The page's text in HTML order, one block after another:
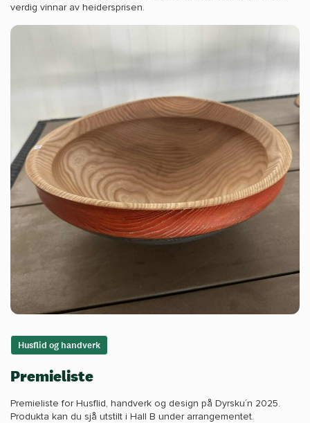
verdig vinnar av heidersprisen.
Husflid og handverk
Premieliste
Premieliste for Husflid, handverk og design på Dyrsku´n 2025.
Produkta kan du sjå utstilt i Hall B under arrangementet.